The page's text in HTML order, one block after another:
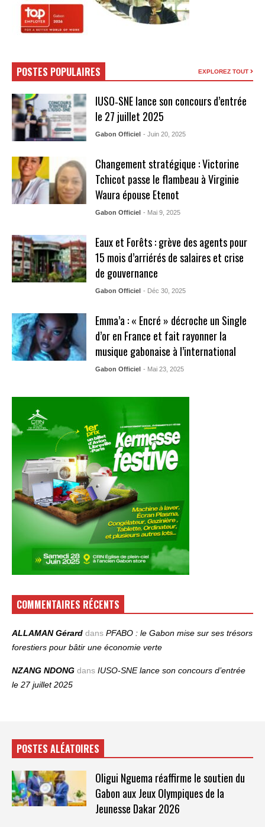
POSTES POPULAIRES EXPLOREZ TOUT
IUSO‑SNE lance son concours d’entrée
le 27 juillet 2025
Gabon Officiel - Juin 20, 2025
Changement stratégique : Victorine
Tchicot passe le flambeau à Virginie
Waura épouse Etenot
Gabon Officiel - Mai 9, 2025
Eaux et Forêts : grève des agents pour
15 mois d’arriérés de salaires et crise
de gouvernance
Gabon Officiel - Déc 30, 2025
Emma’a : « Encré » décroche un Single
d’or en France et fait rayonner la
musique gabonaise à l’international
Gabon Officiel - Mai 23, 2025
COMMENTAIRES RÉCENTS
ALLAMAN Gérard dans PFABO : le Gabon mise sur ses trésors
forestiers pour bâtir une économie verte
NZANG NDONG dans IUSO‑SNE lance son concours d’entrée
le 27 juillet 2025
POSTES ALÉATOIRES
Oligui Nguema réaffirme le soutien du
Gabon aux Jeux Olympiques de la
Jeunesse Dakar 2026